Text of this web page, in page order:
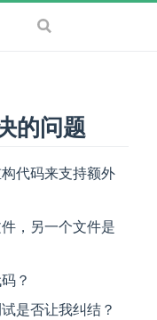
的问题
代码来支持额外
，另一个文件是
？
是否让我纠结？